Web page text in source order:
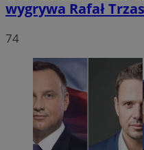
wygrywa Rafał
74